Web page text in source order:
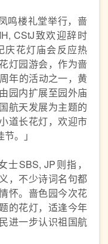
鸣楼礼堂举行，啬
CStJ致欢迎辞时
庆花灯庙会反应热
灯园游会，作为啬
年的活动之一，黄
园内扩展至园外庙
航天发展为主题的
道长花灯，欢迎市
。」
SBS, JP则指，
，不少诗词名句都
怀。啬色园今次花
的花灯，适逢今年
进一步认识祖国航